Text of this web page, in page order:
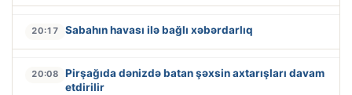
20:17 Sabahın havası ilə bağlı xəbərdarlıq
20:08
Pirşağıda dənizdə batan şəxsin axtarışları davam
etdirilir